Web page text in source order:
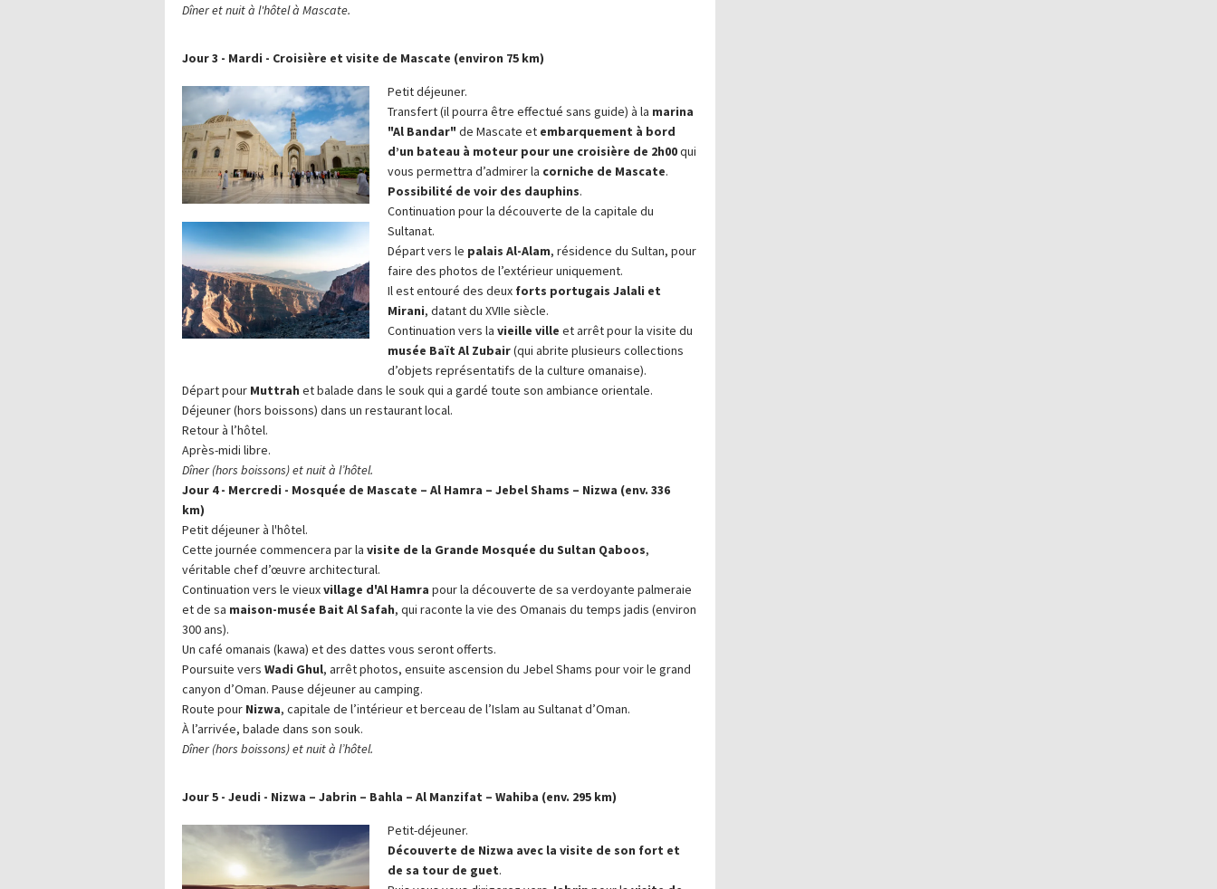
Dîner et nuit à l'hôtel à Mascate.
Jour 3 - Mardi - Croisière et visite de Mascate (environ 75 km)
Petit déjeuner.
Transfert (il pourra être effectué sans guide) à la marina
"Al Bandar" de Mascate etembarquement à bord
d’un bateau à moteur pour une croisière de 2h00qui
vous permettra d’admirer la corniche de Mascate.
Possibilité de voir des dauphins.
Continuation pour la découverte de la capitale du
Sultanat.
Départ vers le palais Al-Alam, résidence du Sultan, pour
faire des photos de l’extérieur uniquement.
Il est entouré des deux forts portugais Jalali et
Mirani, datant du XVIIe siècle.
Continuation vers la vieille ville et arrêt pour la visite du
musée Baït Al Zubair(qui abrite plusieurs collections
d’objets représentatifs de la culture omanaise).
Départ pour Muttrah et balade dans le souk qui a gardé toute son ambiance orientale.
Déjeuner (hors boissons) dans un restaurant local.
Retour à l’hôtel.
Après-midi libre.
Dîner (hors boissons) et nuit à l’hôtel.
Jour 4 - Mercredi - Mosquée de Mascate – Al Hamra – Jebel Shams – Nizwa (env. 336
km)
Petit déjeuner à l'hôtel.
Cette journée commencera par la visite de la Grande Mosquée du Sultan Qaboos,
véritable chef d’œuvre architectural.
Continuation vers le vieuxvillage d'Al Hamra pour la découverte de sa verdoyante palmeraie
et de sa maison-musée Bait Al Safah, qui raconte la vie des Omanais du temps jadis (environ
300 ans).
Un café omanais (kawa) et des dattes vous seront offerts.
Poursuite vers Wadi Ghul, arrêt photos, ensuite ascension du Jebel Shams pour voir le grand
canyon d’Oman. Pause déjeuner au camping.
Route pourNizwa, capitale de l’intérieur et berceau de l’Islam au Sultanat d’Oman.
À l’arrivée, balade dans son souk.
Dîner (hors boissons) et nuit à l’hôtel.
Jour 5 - Jeudi - Nizwa – Jabrin – Bahla – Al Manzifat – Wahiba (env. 295 km)
Petit-déjeuner.
Découverte de Nizwa avec la visite de son fort et
de sa tour de guet.